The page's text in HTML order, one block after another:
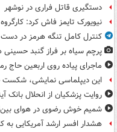
دستگیری قاتل فراری در نوشهر
نیویورک تایمز فاش کرد:
کنترل کامل تنگه هرمز در دست
پرچم سیاه بر فراز گنبد
ماجرای پیاده روی اربعین حاج
این دیپلماسی نمایشی،
روایت پزشکیان از انحلال بانک
شمیم خوش رضوی در هوای
هشدار افسر ارشد آمریکایی به